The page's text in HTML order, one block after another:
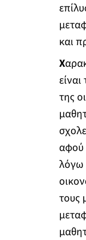
και
Χ
της
αφού
λόγω
τους